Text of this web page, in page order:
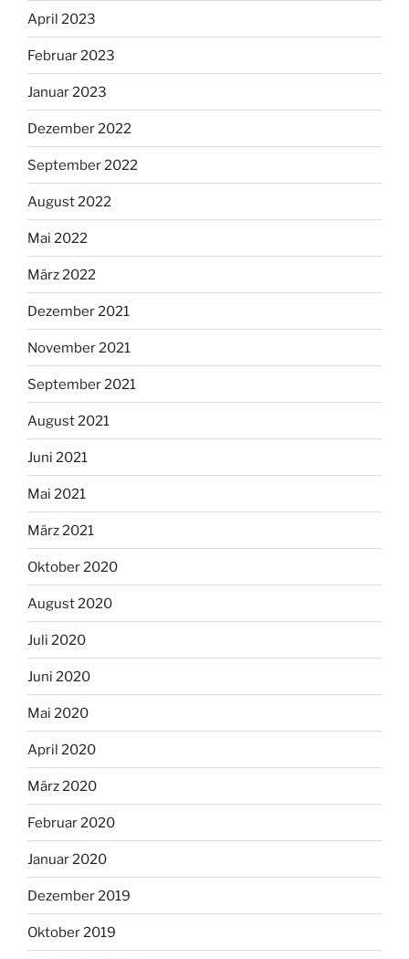
April 2023
Februar 2023
Januar 2023
Dezember 2022
September 2022
August 2022
Mai 2022
März 2022
Dezember 2021
November 2021
September 2021
August 2021
Juni 2021
Mai 2021
März 2021
Oktober 2020
August 2020
Juli 2020
Juni 2020
Mai 2020
April 2020
März 2020
Februar 2020
Januar 2020
Dezember 2019
Oktober 2019